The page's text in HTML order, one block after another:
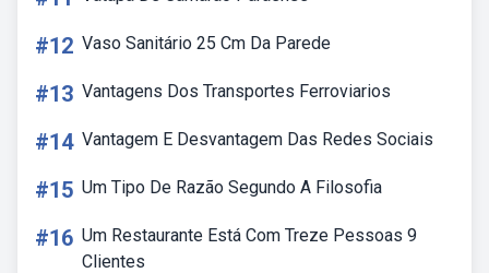
#12 Vaso Sanitário 25 Cm Da Parede
#13 Vantagens Dos Transportes Ferroviarios
#14 Vantagem E Desvantagem Das Redes Sociais
#15 Um Tipo De Razão Segundo A Filosofia
#16 Um Restaurante Está Com Treze Pessoas 9
Clientes